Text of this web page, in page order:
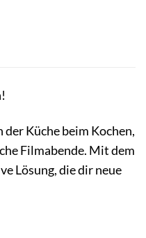
Küche beim Kochen,
Filmabende. Mit dem
Lösung, die dir neue